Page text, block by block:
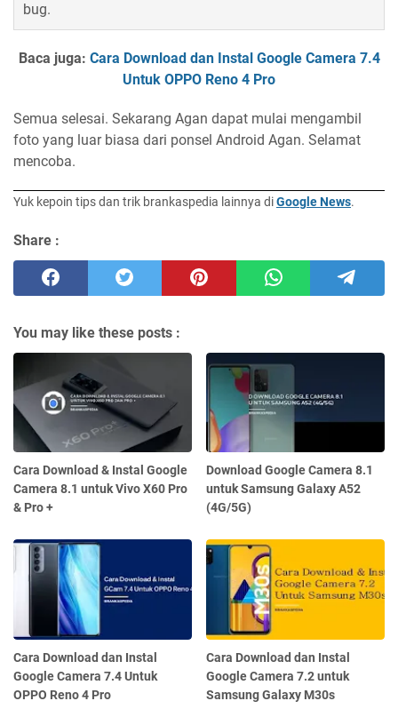
bug.
Baca juga: Cara Download dan Instal Google Camera 7.4
Untuk OPPO Reno 4 Pro
Semua selesai. Sekarang Agan dapat mulai mengambil
foto yang luar biasa dari ponsel Android Agan. Selamat
mencoba.
Yuk kepoin tips dan trik brankaspedia lainnya diGoogle News.
Share :
You may like these posts :
Cara Download & Instal Google
Camera 8.1 untuk Vivo X60 Pro
& Pro +
Download Google Camera 8.1
untuk Samsung Galaxy A52
(4G/5G)
Cara Download dan Instal
Google Camera 7.4 Untuk
OPPO Reno 4 Pro
Cara Download dan Instal
Google Camera 7.2 untuk
Samsung Galaxy M30s